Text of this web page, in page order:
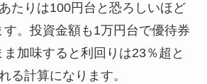
たりは100円台と恐ろしいほど
。投資金額も1万円台で優待券
加味すると利回りは23％超と
る計算になります。